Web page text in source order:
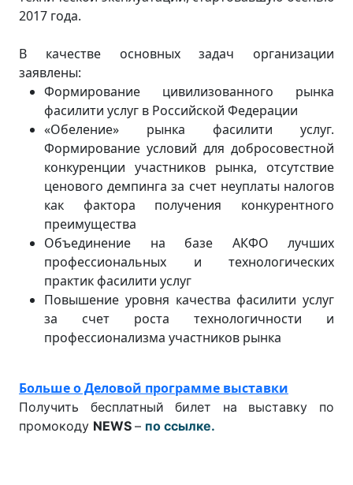
2017 года.
В качестве основных задач организации
заявлены:
Формирование цивилизованного рынка
фасилити услуг в Российской Федерации
«Обеление» рынка фасилити услуг.
Формирование условий для добросовестной
конкуренции участников рынка, отсутствие
ценового демпинга за счет неуплаты налогов
как фактора получения конкурентного
преимущества
Объединение на базе АКФО лучших
профессиональных и технологических
практик фасилити услуг
Повышение уровня качества фасилити услуг
за счет роста технологичности и
профессионализма участников рынка
Больше о Деловой программе выставки
Получить бесплатный билет на выставку по
промокоду NEWS – по ссылке.